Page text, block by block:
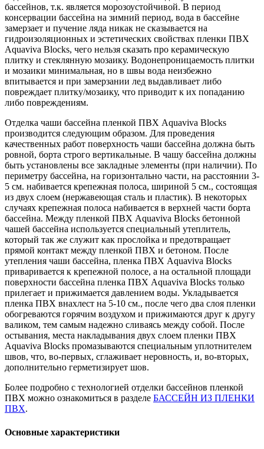
бассейнов, т.к. является морозоустойчивой. В период
консервации бассейна на зимний период, вода в бассейне
замерзает и пучение ляда никак не сказывается на
гидроизоляционных и эстетических свойствах пленки ПВХ
Aquaviva Blocks, чего нельзя сказать про керамическую
плитку и стеклянную мозаику. Водонепроницаемость плитки
и мозаики минимальная, но в швы вода неизбежно
впитывается и при замерзании лед выдавливает либо
повреждает плитку/мозаику, что приводит к их попаданию
либо повреждениям.
Отделка чаши бассейна пленкой ПВХ Aquaviva Blocks
производится следующим образом. Для проведения
качественных работ поверхность чаши бассейна должна быть
ровной, борта строго вертикальные. В чашу бассейна должны
быть установлены все закладные элементы (при наличии). По
периметру бассейна, на горизонтально части, на расстоянии 3-
5 см. набивается крепежная полоса, шириной 5 см., состоящая
из двух слоем (нержавеющая сталь и пластик). В некоторых
случаях крепежная полоса набивается в верхней части борта
бассейна. Между пленкой ПВХ Aquaviva Blocks бетонной
чашей бассейна используется специальный утеплитель,
который так же служит как прослойка и предотвращает
прямой контакт между пленкой ПВХ и бетоном. После
утепления чаши бассейна, пленка ПВХ Aquaviva Blocks
приваривается к крепежной полосе, а на остальной площади
поверхности бассейна пленка ПВХ Aquaviva Blocks только
прилегает и прижимается давлением воды. Укладывается
пленка ПВХ внахлест на 5-10 см., после чего два слоя пленки
обогреваются горячим воздухом и прижимаются друг к другу
валиком, тем самым надежно сливаясь между собой. После
остывания, места накладывания двух слоем пленки ПВХ
Aquaviva Blocks промазываются специальным уплотнителем
швов, что, во-первых, сглаживает неровность, и, во-вторых,
дополнительно герметизирует шов.
Более подробно с технологией отделки бассейнов пленкой
ПВХ можно ознакомиться в разделе БАССЕЙН ИЗ ПЛЕНКИ
ПВХ.
Основные характеристики